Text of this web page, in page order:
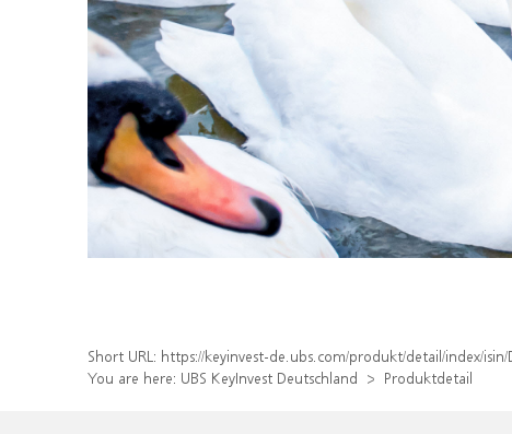
Short URL: https://keyinvest-de.ubs.com/produkt/detail/index/isin/
You are here: UBS KeyInvest Deutschland Produktdetail